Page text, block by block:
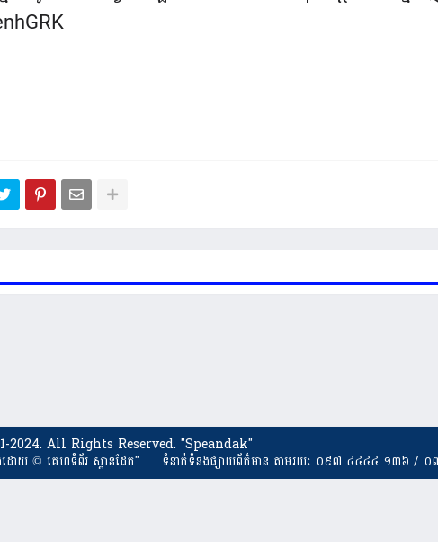
2024. All Rights Reserved. "Speandak"
ដោយ​ © គេហទំព័រ ស្ពានដែក" ទំនាក់ទំនងផ្សាយព័ត៌មាន តាមរយៈ ០៩៧ ៤៤៤៤ ១៣៦ /